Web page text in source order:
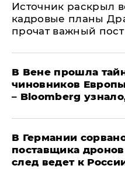
​Источник раскрыл
кадровые планы
прочат важный
В Вене прошла
чиновников
– Bloomberg
​В Германии
поставщика
след ведет к